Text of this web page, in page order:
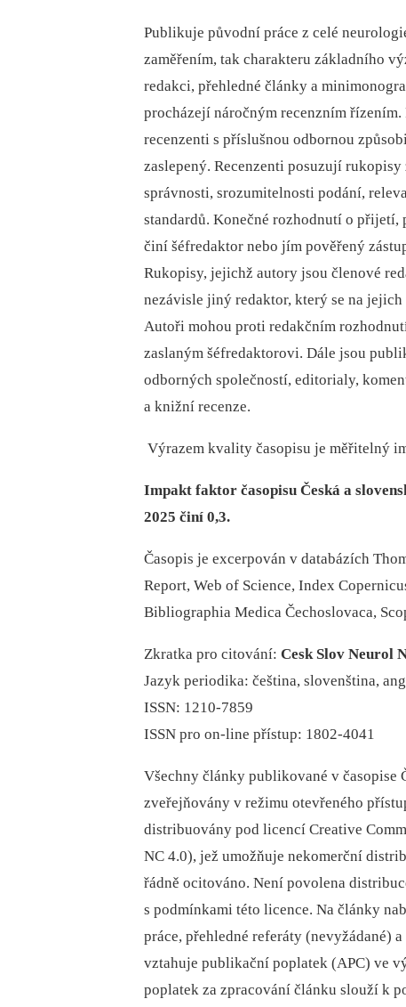
Publikuje původní práce z celé
zaměřením, tak charakteru základního
redakci, přehledné články a
procházejí náročným recenzním
recenzenti s příslušnou odbornou
zaslepený. Recenzenti posuzují
správnosti, srozumitelnosti podání,
standardů. Konečné rozhodnutí o
činí šéfredaktor nebo jím pověřený
Rukopisy, jejichž autory jsou členové
nezávisle jiný redaktor, který se na
Autoři mohou proti redakčním
zaslaným šéfredaktorovi. Dále jsou
odborných společností, editorialy,
a knižní recenze.
Výrazem kvality časopisu je měřitelný
Impakt faktor časopisu Česká a
2025 činí 0,3.
Časopis je excerpován v databázích
Report, Web of Science, Index
Bibliographia Medica Čechoslovaca,
Zkratka pro citování: Cesk Slov Neurol
Jazyk periodika: čeština, slovenština,
ISSN: 1210-7859
ISSN pro on-line přístup: 1802-4041
Všechny články publikované v časopise
zveřejňovány v režimu otevřeného
distribuovány pod licencí Creative
NC 4.0), jež umožňuje nekomerční
řádně ocitováno. Není povolena
s podmínkami této licence. Na články
práce, přehledné referáty (nevyžádané)
vztahuje publikační poplatek (APC) ve
poplatek za zpracování článku slouží k